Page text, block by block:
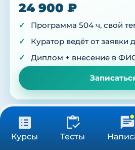
Курсы Тесты
24 900 ₽
Программа 504 ч, свой
Куратор ведёт от заявки
Диплом + внесение в
Групповое (от 3 врачей)
По запросу
24 900 ₽
504 ч